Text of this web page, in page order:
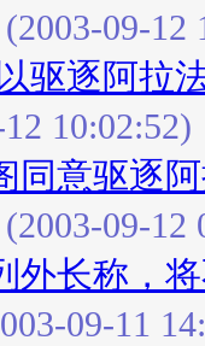
(2003-09-12
驱逐阿拉
10:02:52)
同意驱逐
(2003-09-12
外长称，
09-11